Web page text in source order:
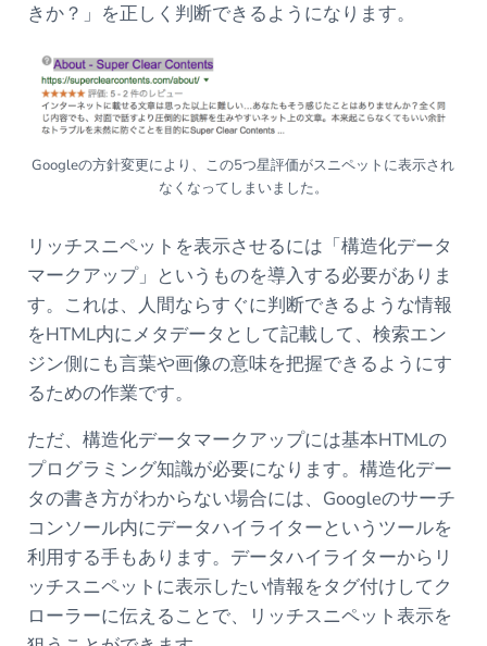
きか？」を正しく判断できるようになります。
Googleの方針変更により、この5つ星評価がスニペットに表示され
なくなってしまいました。
リッチスニペットを表示させるには「構造化データ
マークアップ」というものを導入する必要がありま
す。これは、人間ならすぐに判断できるような情報
をHTML内にメタデータとして記載して、検索エン
ジン側にも言葉や画像の意味を把握できるようにす
るための作業です。
ただ、構造化データマークアップには基本HTMLの
プログラミング知識が必要になります。構造化デー
タの書き方がわからない場合には、Googleのサーチ
コンソール内にデータハイライターというツールを
利用する手もあります。データハイライターからリ
ッチスニペットに表示したい情報をタグ付けしてク
ローラーに伝えることで、リッチスニペット表示を